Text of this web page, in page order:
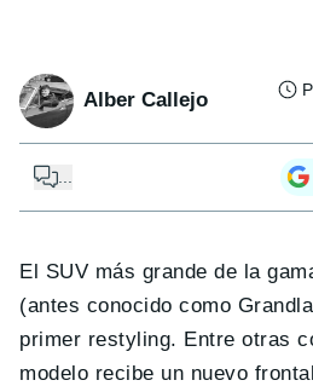
Alber Callejo
El SUV más grande de la
(antes conocido como
primer restyling. Entre otras
modelo recibe un nuevo